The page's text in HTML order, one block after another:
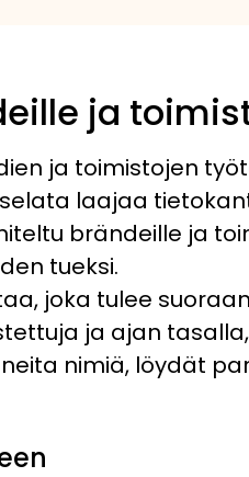
ja
ja toimistojen
laajaa
brändeille ja
tueksi.
joka tulee
ja ajan
nimiä, löydät